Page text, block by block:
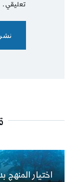
تعليقي.
اختيار المنهج